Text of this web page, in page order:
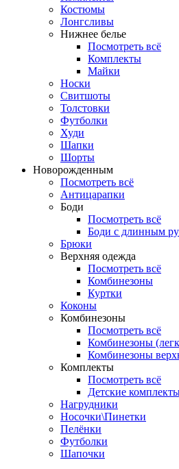
Костюмы
Лонгсливы
Нижнее белье
Посмотреть всё
Комплекты
Майки
Носки
Свитшоты
Толстовки
Футболки
Худи
Шапки
Шорты
Новорожденным
Посмотреть всё
Антицарапки
Боди
Посмотреть всё
Боди с длинным
Брюки
Верхняя одежда
Посмотреть всё
Комбинезоны
Куртки
Коконы
Комбинезоны
Посмотреть всё
Комбинезоны
Комбинезоны
Комплекты
Посмотреть всё
Детские
Нагрудники
Носочки\Пинетки
Пелёнки
Футболки
Шапочки